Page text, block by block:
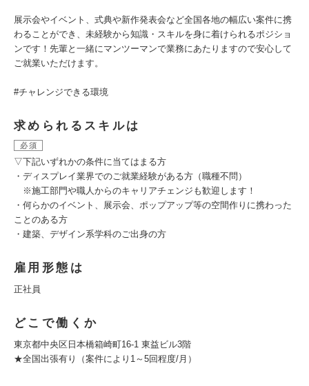
展示会やイベント、式典や新作発表会など全国各地の幅広い案件に携
わることができ、未経験から知識・スキルを身に着けられるポジショ
ンです！先輩と一緒にマンツーマンで業務にあたりますので安心して
ご就業いただけます。
#チャレンジできる環境
求められるスキルは
必須
▽下記いずれかの条件に当てはまる方
・ディスプレイ業界でのご就業経験がある方（職種不問）
※施工部門や職人からのキャリアチェンジも歓迎します！
・何らかのイベント、展示会、ポップアップ等の空間作りに携わった
ことのある方
・建築、デザイン系学科のご出身の方
雇用形態は
正社員
どこで働くか
東京都中央区日本橋箱崎町16-1 東益ビル3階
★全国出張有り（案件により1～5回程度/月）